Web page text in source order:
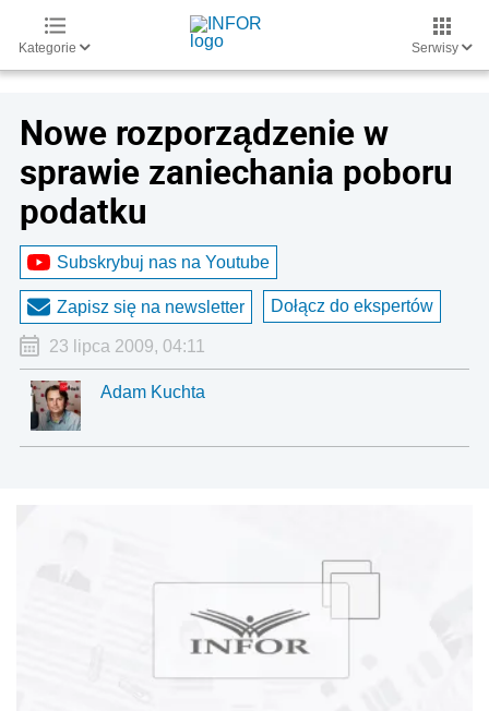
Kategorie Serwisy
Nowe rozporządzenie w
sprawie zaniechania poboru
podatku
Subskrybuj nas na Youtube
Zapisz się na newsletter Dołącz do ekspertów
23 lipca 2009, 04:11
Adam Kuchta